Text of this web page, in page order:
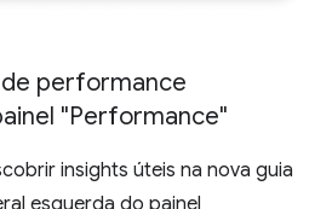
performance
"Performance"
insights úteis na nova guia